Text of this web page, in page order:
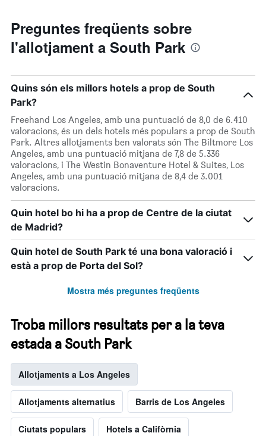
Preguntes freqüents sobre
l'allotjament a South Park
Quins són els millors hotels a prop de South
Park?
Freehand Los Angeles, amb una puntuació de 8,0 de 6.410
valoracions, és un dels hotels més populars a prop de South
Park. Altres allotjaments ben valorats són The Biltmore Los
Angeles, amb una puntuació mitjana de 7,8 de 5.336
valoracions, i The Westin Bonaventure Hotel & Suites, Los
Angeles, amb una puntuació mitjana de 8,4 de 3.001
valoracions.
Quin hotel bo hi ha a prop de Centre de la ciutat
de Madrid?
Quin hotel de South Park té una bona valoració i
està a prop de Porta del Sol?
Mostra més preguntes freqüents
Troba millors resultats per a la teva
estada a South Park
Allotjaments a Los Angeles
Allotjaments alternatius Barris de Los Angeles
Ciutats populars Hotels a Califòrnia